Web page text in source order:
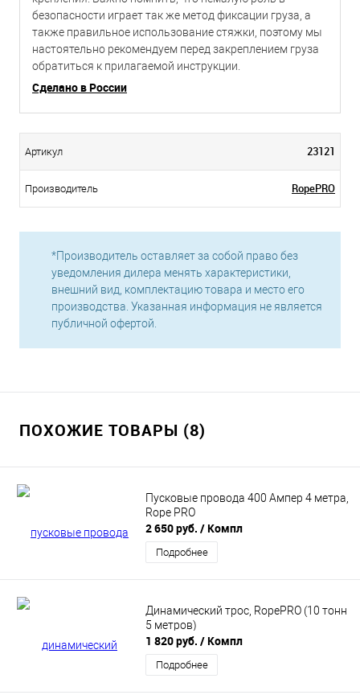
безопасности играет так же метод фиксации груза, а
также правильное использование стяжки, поэтому мы
настоятельно рекомендуем перед закреплением груза
обратиться к прилагаемой инструкции.
Сделано в России
Артикул 23121
Производитель RopePRO
*Производитель оставляет за собой право без
уведомления дилера менять характеристики,
внешний вид, комплектацию товара и место его
производства. Указанная информация не является
публичной офертой.
ПОХОЖИЕ ТОВАРЫ (8)
Пусковые провода 400 Ампер 4 метра,
Rope PRO
2 650 руб. / Компл
Подробнее
Динамический трос, RopePRO (10 тонн
5 метров)
1 820 руб. / Компл
Подробнее